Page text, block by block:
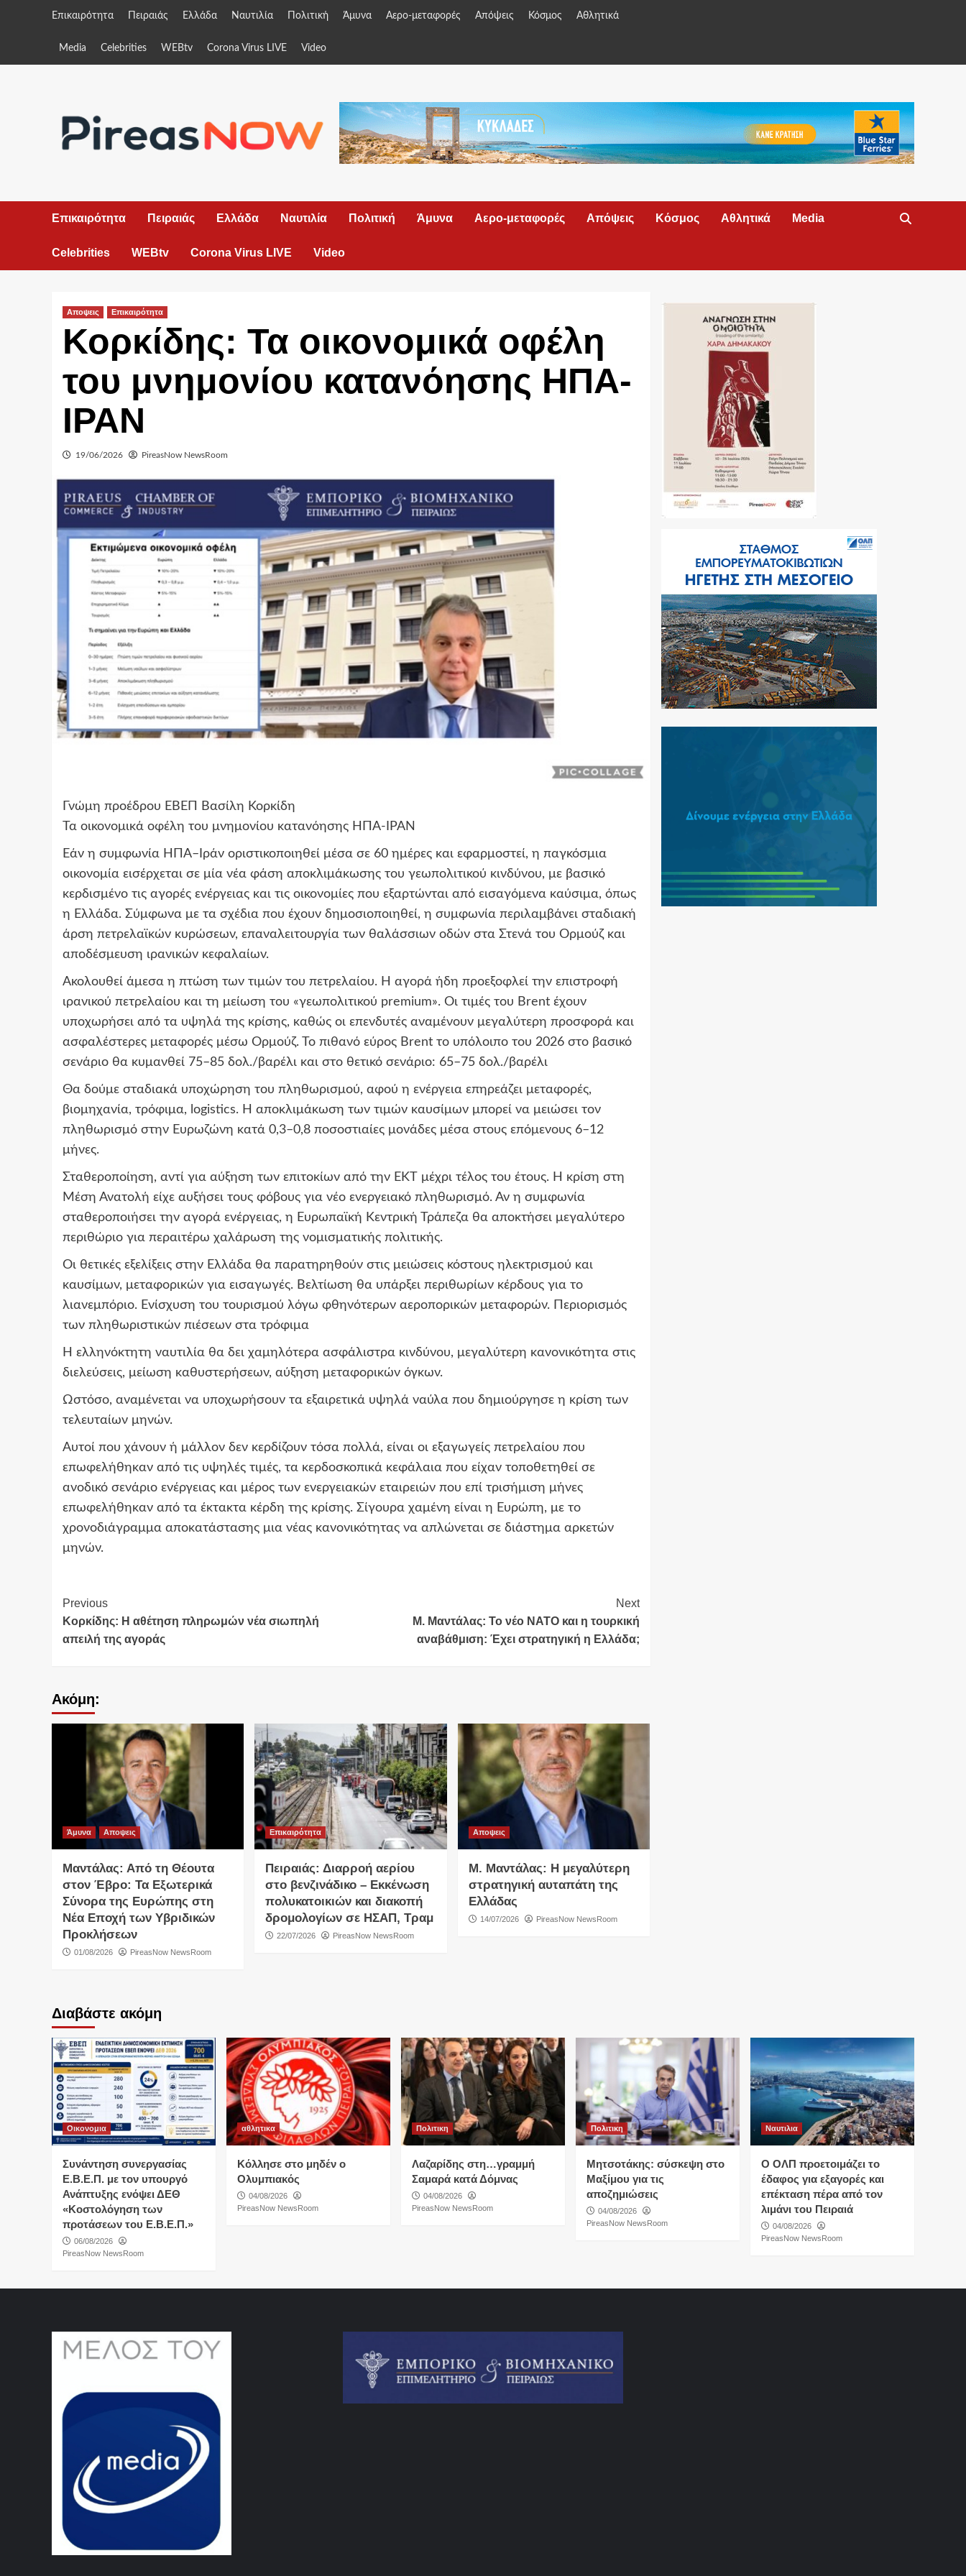
Επικαιρότητα Πειραιάς Ελλάδα Ναυτιλία Πολιτική Άμυνα Αερο-μεταφορές Απόψεις Κόσμος Αθλητικά
Media Celebrities WEBtv Corona Virus LIVE Video
Επικαιρότητα Πειραιάς Ελλάδα Ναυτιλία Πολιτική Άμυνα Αερο-μεταφορές Απόψεις Κόσμος Αθλητικά Media
Celebrities WEBtv Corona Virus LIVE Video
Αποψεις Επικαιρότητα
Κορκίδης: Τα οικονομικά οφέλη
του μνημονίου κατανόησης ΗΠΑ-
ΙΡΑΝ
19/06/2026 PireasNow NewsRoom
Γνώμη προέδρου ΕΒΕΠ Βασίλη Κορκίδη
Τα οικονομικά οφέλη του μνημονίου κατανόησης ΗΠΑ-ΙΡΑΝ
Εάν η συμφωνία ΗΠΑ–Ιράν οριστικοποιηθεί μέσα σε 60 ημέρες και εφαρμοστεί, η παγκόσμια
οικονομία εισέρχεται σε μία νέα φάση αποκλιμάκωσης του γεωπολιτικού κινδύνου, με βασικό
κερδισμένο τις αγορές ενέργειας και τις οικονομίες που εξαρτώνται από εισαγόμενα καύσιμα, όπως
η Ελλάδα. Σύμφωνα με τα σχέδια που έχουν δημοσιοποιηθεί, η συμφωνία περιλαμβάνει σταδιακή
άρση πετρελαϊκών κυρώσεων, επαναλειτουργία των θαλάσσιων οδών στα Στενά του Ορμούζ και
αποδέσμευση ιρανικών κεφαλαίων.
Ακολουθεί άμεσα η πτώση των τιμών του πετρελαίου. Η αγορά ήδη προεξοφλεί την επιστροφή
ιρανικού πετρελαίου και τη μείωση του «γεωπολιτικού premium». Οι τιμές του Brent έχουν
υποχωρήσει από τα υψηλά της κρίσης, καθώς οι επενδυτές αναμένουν μεγαλύτερη προσφορά και
ασφαλέστερες μεταφορές μέσω Ορμούζ. Το πιθανό εύρος Brent το υπόλοιπο του 2026 στο βασικό
σενάριο θα κυμανθεί 75–85 δολ./βαρέλι και στο θετικό σενάριο: 65–75 δολ./βαρέλι
Θα δούμε σταδιακά υποχώρηση του πληθωρισμού, αφού η ενέργεια επηρεάζει μεταφορές,
βιομηχανία, τρόφιμα, logistics. Η αποκλιμάκωση των τιμών καυσίμων μπορεί να μειώσει τον
πληθωρισμό στην Ευρωζώνη κατά 0,3–0,8 ποσοστιαίες μονάδες μέσα στους επόμενους 6–12
μήνες.
Σταθεροποίηση, αντί για αύξηση των επιτοκίων από την ΕΚΤ μέχρι τέλος του έτους. Η κρίση στη
Μέση Ανατολή είχε αυξήσει τους φόβους για νέο ενεργειακό πληθωρισμό. Αν η συμφωνία
σταθεροποιήσει την αγορά ενέργειας, η Ευρωπαϊκή Κεντρική Τράπεζα θα αποκτήσει μεγαλύτερο
περιθώριο για περαιτέρω χαλάρωση της νομισματικής πολιτικής.
Οι θετικές εξελίξεις στην Ελλάδα θα παρατηρηθούν στις μειώσεις κόστους ηλεκτρισμού και
καυσίμων, μεταφορικών για εισαγωγές. Βελτίωση θα υπάρξει περιθωρίων κέρδους για το
λιανεμπόριο. Ενίσχυση του τουρισμού λόγω φθηνότερων αεροπορικών μεταφορών. Περιορισμός
των πληθωριστικών πιέσεων στα τρόφιμα
Η ελληνόκτητη ναυτιλία θα δει χαμηλότερα ασφάλιστρα κινδύνου, μεγαλύτερη κανονικότητα στις
διελεύσεις, μείωση καθυστερήσεων, αύξηση μεταφορικών όγκων.
Ωστόσο, αναμένεται να υποχωρήσουν τα εξαιρετικά υψηλά ναύλα που δημιούργησε η κρίση των
τελευταίων μηνών.
Αυτοί που χάνουν ή μάλλον δεν κερδίζουν τόσα πολλά, είναι οι εξαγωγείς πετρελαίου που
επωφελήθηκαν από τις υψηλές τιμές, τα κερδοσκοπικά κεφάλαια που είχαν τοποθετηθεί σε
ανοδικό σενάριο ενέργειας και μέρος των ενεργειακών εταιρειών που επί τρισήμιση μήνες
επωφελήθηκαν από τα έκτακτα κέρδη της κρίσης. Σίγουρα χαμένη είναι η Ευρώπη, με το
χρονοδιάγραμμα αποκατάστασης μια νέας κανονικότητας να απλώνεται σε διάστημα αρκετών
μηνών.
Continue
Reading
Previous
Κορκίδης: Η αθέτηση πληρωμών νέα σιωπηλή
απειλή της αγοράς
Next
Μ. Μαντάλας: Το νέο ΝΑΤΟ και η τουρκική
αναβάθμιση: Έχει στρατηγική η Ελλάδα;
Ακόμη:
Άμυνα Αποψεις
Μαντάλας: Από τη Θέουτα
στον Έβρο: Τα Εξωτερικά
Σύνορα της Ευρώπης στη
Νέα Εποχή των Υβριδικών
Προκλήσεων
01/08/2026 PireasNow NewsRoom
Επικαιρότητα
Πειραιάς: Διαρροή αερίου
στο βενζινάδικο – Εκκένωση
πολυκατοικιών και διακοπή
δρομολογίων σε ΗΣΑΠ, Τραμ
22/07/2026 PireasNow NewsRoom
Αποψεις
Μ. Μαντάλας: Η μεγαλύτερη
στρατηγική αυταπάτη της
Ελλάδας
14/07/2026 PireasNow NewsRoom
Διαβάστε ακόμη
Οικονομια
Συνάντηση συνεργασίας
Ε.Β.Ε.Π. με τον υπουργό
Ανάπτυξης ενόψει ΔΕΘ
«Κοστολόγηση των
προτάσεων του Ε.Β.Ε.Π.»
06/08/2026
PireasNow NewsRoom
αθλητικα
Κόλλησε στο μηδέν ο
Ολυμπιακός
04/08/2026
PireasNow NewsRoom
Πολιτικη
Λαζαρίδης στη…γραμμή
Σαμαρά κατά Δόμνας
04/08/2026
PireasNow NewsRoom
Πολιτικη
Μητσοτάκης: σύσκεψη στο
Μαξίμου για τις
αποζημιώσεις
04/08/2026
PireasNow NewsRoom
Ναυτιλια
O ΟΛΠ προετοιμάζει το
έδαφος για εξαγορές και
επέκταση πέρα από τον
λιμάνι του Πειραιά
04/08/2026
PireasNow NewsRoom